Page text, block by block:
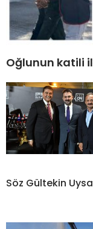
Oğlunun katili
Söz Gültekin